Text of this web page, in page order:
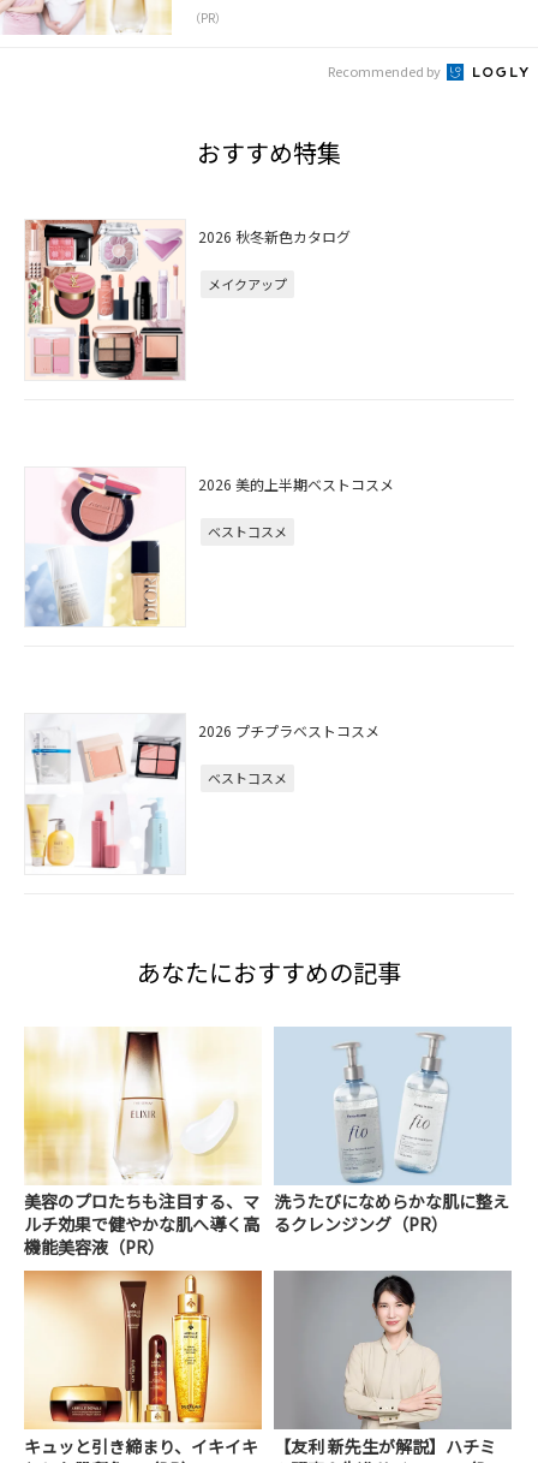
（PR）
Recommended by
おすすめ特集
2026 秋冬新色カタログ
メイクアップ
2026 美的上半期ベストコスメ
ベストコスメ
2026 プチプラベストコスメ
ベストコスメ
あなたにおすすめの記事
美容のプロたちも注目する、マ
ルチ効果で健やかな肌へ導く高
機能美容液（PR）
洗うたびになめらかな肌に整え
るクレンジング（PR）
キュッと引き締まり、イキイキ
【友利 新先生が解説】ハチミ